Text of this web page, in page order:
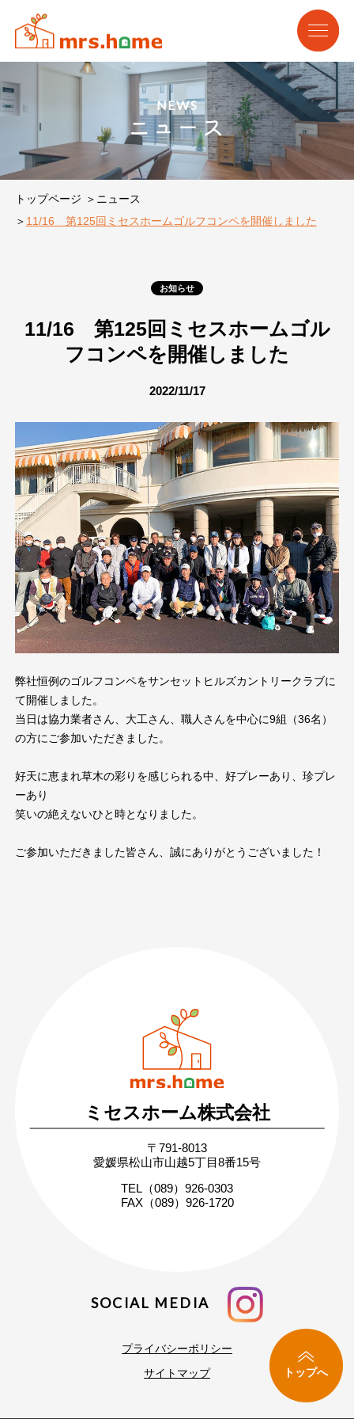
NEWS
ニュース
トップページ
ニュース
11/16 第125回ミセスホームゴルフコンペを開催しました
お知らせ
11/16 第125回ミセスホームゴル
フコンペを開催しました
2022/11/17
弊社恒例のゴルフコンペをサンセットヒルズカントリークラブに
て開催しました。
当日は協力業者さん、大工さん、職人さんを中心に9組（36名）
の方にご参加いただきました。
好天に恵まれ草木の彩りを感じられる中、好プレーあり、珍プレ
ーあり
笑いの絶えないひと時となりました。
ご参加いただきました皆さん、誠にありがとうございました！
トップへ
営業時間：月〜土 8:30 〜 17:30
日・祝 9:30 〜 17:30
無料相談・お問い合わせ
まずはお気軽にご相談ください
家づくりの疑問や不安にお答えします
ミセスホーム株式会社
〒791-8013
愛媛県松山市山越5丁目8番15号
TEL（089）926-0303
FAX（089）926-1720
SOCIAL MEDIA
プライバシーポリシー
サイトマップ